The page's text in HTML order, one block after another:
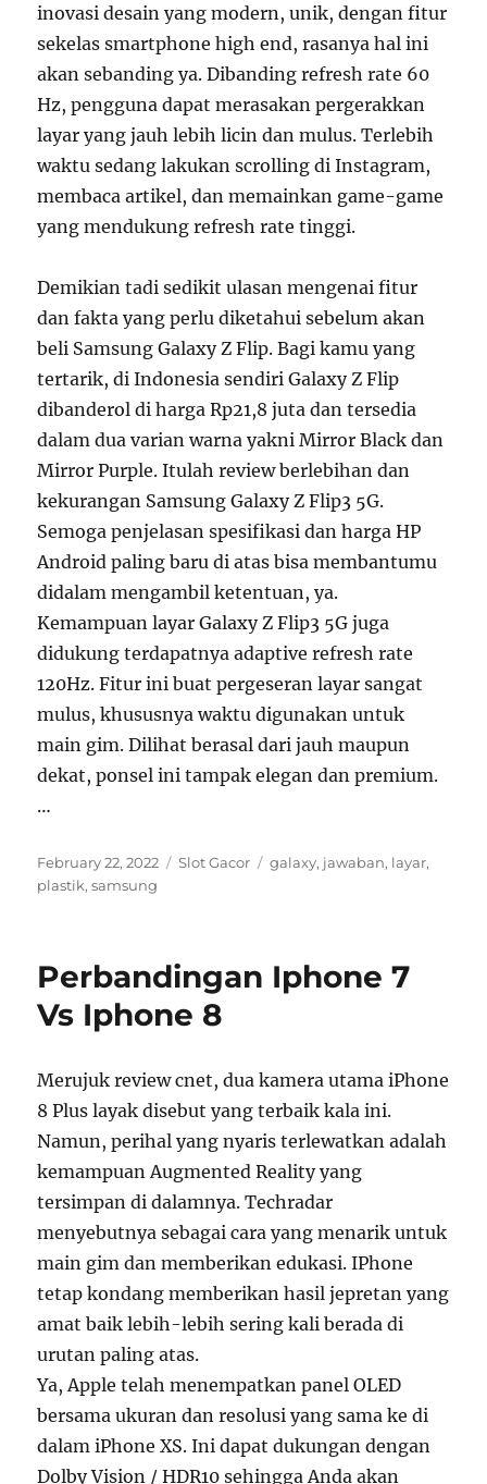
inovasi desain yang modern, unik, dengan fitur
sekelas smartphone high end, rasanya hal ini
akan sebanding ya. Dibanding refresh rate 60
Hz, pengguna dapat merasakan pergerakkan
layar yang jauh lebih licin dan mulus. Terlebih
waktu sedang lakukan scrolling di Instagram,
membaca artikel, dan memainkan game-game
yang mendukung refresh rate tinggi.
Demikian tadi sedikit ulasan mengenai fitur
dan fakta yang perlu diketahui sebelum akan
beli Samsung Galaxy Z Flip. Bagi kamu yang
tertarik, di Indonesia sendiri Galaxy Z Flip
dibanderol di harga Rp21,8 juta dan tersedia
dalam dua varian warna yakni Mirror Black dan
Mirror Purple. Itulah review berlebihan dan
kekurangan Samsung Galaxy Z Flip3 5G.
Semoga penjelasan spesifikasi dan harga HP
Android paling baru di atas bisa membantumu
didalam mengambil ketentuan, ya.
Kemampuan layar Galaxy Z Flip3 5G juga
didukung terdapatnya adaptive refresh rate
120Hz. Fitur ini buat pergeseran layar sangat
mulus, khususnya waktu digunakan untuk
main gim. Dilihat berasal dari jauh maupun
dekat, ponsel ini tampak elegan dan premium.
…
Posted
on
February 22, 2022 Categories
Slot Gacor Tags
galaxy, jawaban, layar,
plastik,samsung
Perbandingan Iphone 7
Vs Iphone 8
Merujuk review cnet, dua kamera utama iPhone
8 Plus layak disebut yang terbaik kala ini.
Namun, perihal yang nyaris terlewatkan adalah
kemampuan Augmented Reality yang
tersimpan di dalamnya. Techradar
menyebutnya sebagai cara yang menarik untuk
main gim dan memberikan edukasi. IPhone
tetap kondang memberikan hasil jepretan yang
amat baik lebih-lebih sering kali berada di
urutan paling atas.
Ya, Apple telah menempatkan panel OLED
bersama ukuran dan resolusi yang sama ke di
dalam iPhone XS. Ini dapat dukungan dengan
Dolby Vision / HDR10 sehingga Anda akan